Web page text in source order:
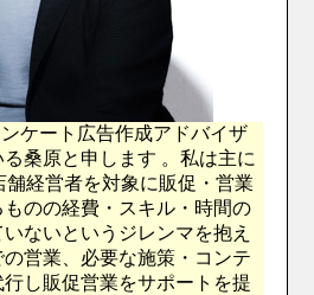
ケート広告作成アドバイザ
桑原と申します 。私は主に
経営者を対象に販促・営業
のの経費・スキル・時間の
ないというジレンマを抱え
営業、必要な施策・コンテ
し販促営業をサポートを提